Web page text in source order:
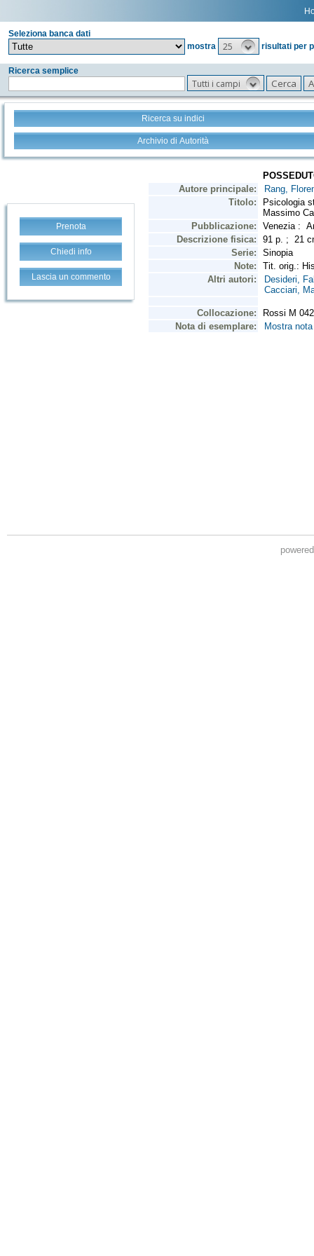
Seleziona banca dati
mostra
25 risultati per
Ricerca semplice
Tutti i campi
Ricerca su indici
Archivio di Autorità
Prenota
Chiedi info
Lascia un commento